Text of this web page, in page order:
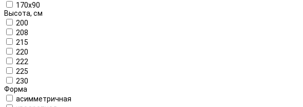
170x90
Высота, см
200
208
215
220
222
225
230
Форма
асимметричная